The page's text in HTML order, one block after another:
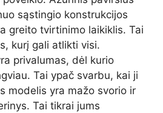
sąstingio konstrukcijos
greito tvirtinimo laikiklis. Tai
kurį gali atlikti visi.
privalumas, dėl kurio
Tai ypač svarbu, kai ji
modelis yra mažo svorio ir
Tai tikrai jums